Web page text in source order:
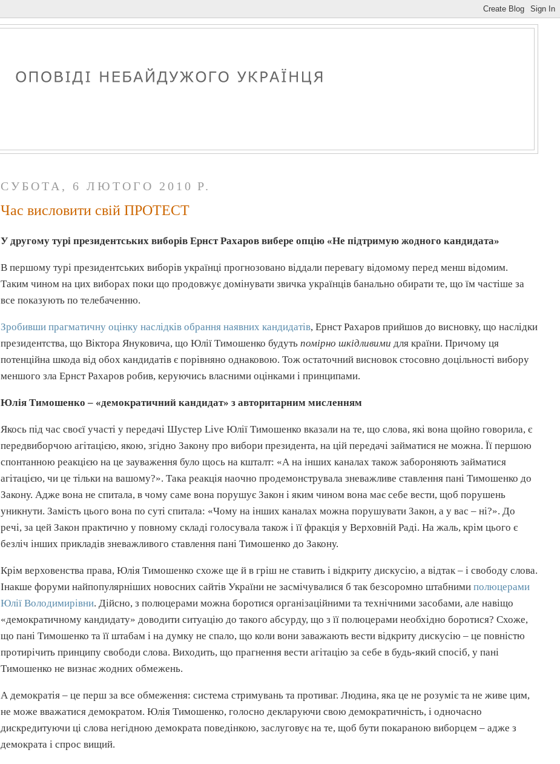
СУБОТА, 6 ЛЮТОГО 2010 Р.
Час висловити свій ПРОТЕСТ
У другому турі президентських виборів ЕрнстРахаров вибере опцію «Не підтримую жодного кандидата»
В першому турі президентських виборів українці прогнозовано віддали перевагу відомому перед менш відомим.
Таким чином на цих виборах поки що продовжує домінувати звичка українців банально обирати те, що їм частіше за
все показують по телебаченню.
Зробивши прагматичну оцінку наслідків обрання наявних кандидатів, ЕрнстРахаров прийшов до висновку, що наслідки
президентства, що ВіктораЯнуковича, що Юлії Тимошенко будутьпомірно шкідливими для країни. Причому ця
потенційна шкода від обох кандидатів є порівняно однаковою. Тож остаточний висновок стосовно доцільності вибору
меншого зла ЕрнстРахаров робив, керуючись власними оцінками і принципами.
Юлія Тимошенко – «демократичний кандидат» з авторитарним мисленням
Якось під час своєї участі у передачіШустер Live Юлії Тимошенко вказали на те, що слова, які вона щойно говорила, є
передвиборчою агітацією, якою, згідно Закону про вибори президента, на цій передачі займатися не можна. Її першою
спонтанною реакцією на це зауваження було щось на кшталт: «А на інших каналах також забороняють займатися
агітацією, чи це тільки на вашому?». Така реакція наочно продемонструвала зневажливе ставлення пані Тимошенко до
Закону. Адже вона не спитала, в чому саме вона порушує Закон і яким чином вона має себе вести, щоб порушень
уникнути. Замість цього вона по суті спитала: «Чому на інших каналах можна порушувати Закон, а у вас – ні?». До
речі, за цей Закон практично у повному складі голосувала також і її фракція у Верховній Раді. На жаль, крім цього є
безліч інших прикладівзневажливого ставлення пані Тимошенко до Закону.
Крім верховенства права, Юлія Тимошенко схоже ще й в гріш не ставить і відкриту дискусію, а відтак – і свободу слова.
Інакше форуминайпопулярніших новосних сайтів України незасмічувалися б так безсоромно штабнимиполюцерами
Юлії Володимирівни. Дійсно, зполюцерами можна боротися організаційними та технічними засобами, але навіщо
«демократичному кандидату» доводити ситуацію до такого абсурду, що з їїполюцерами необхідно боротися? Схоже,
що пані Тимошенко та її штабам і на думку не спало, що коли вони заважають вести відкриту дискусію – це повністю
протирічить принципу свободи слова. Виходить, що прагнення вести агітацію за себе в будь-який спосіб, у пані
Тимошенко не визнає жодних обмежень.
А демократія – це перш за все обмеження: система стримувань та противаг. Людина, яка це не розуміє та не живе цим,
не може вважатися демократом. Юлія Тимошенко, голосно декларуючи свою демократичність, і одночасно
дискредитуючи ці слова негідною демократа поведінкою, заслуговує на те, щоб бутипокараною виборцем – адже з
демократа іспрос вищий.